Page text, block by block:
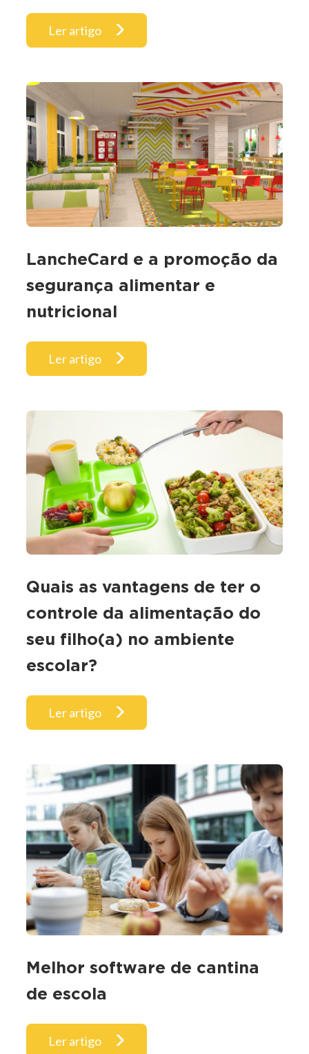
Melhor software de cantina
de escola
Ler artigo
Quais as vantagens de ter o
controle da alimentação do
seu filho(a) no ambiente
escolar?
Ler artigo
LancheCard e a promoção da
segurança alimentar e
nutricional
Ler artigo
Ler artigo